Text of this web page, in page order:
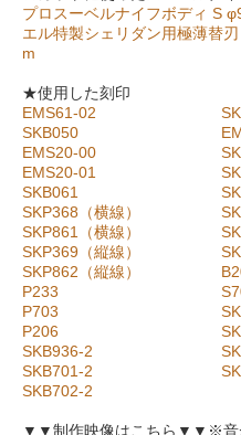
プロスーベルナイフボディ S
エル特製シェリダン用極薄替
m
★使用した刻印
EMS61-02
SKB050
EMS20-00
EMS20-01
SKB061
SKP368（横線）
SKP861（横線）
SKP369（縦線）
SKP862（縦線）
P233
P703
P206
SKB936-2
SKB701-2
SKB702-2
▼▼制作映像はこちら▼▼※音